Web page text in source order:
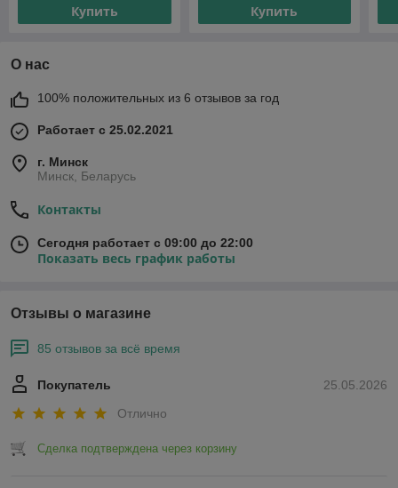
Купить Купить
О нас
100% положительных из 6 отзывов за год
Работает с 25.02.2021
г. Минск
Минск, Беларусь
Контакты
Сегодня работает с 09:00 до 22:00
Показать весь график работы
Отзывы о магазине
85 отзывов за всё время
25.05.2026
Покупатель
Отлично
Сделка подтверждена через корзину